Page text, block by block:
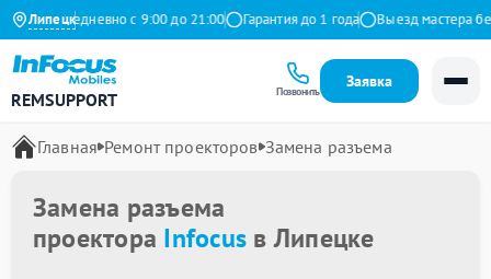
Липецк
Ежедневно с 9:00 до 21:00 Гарантия до 1 года Выезд мастера
REMSUPPORT Позвонить
Заявка
Главная Ремонт проекторов Замена разъема
Замена разъема
проектора Infocus в Липецке